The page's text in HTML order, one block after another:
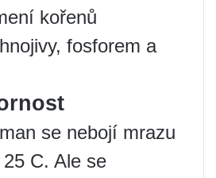
kořenů
fosforem a
se nebojí mrazu
C. Ale se